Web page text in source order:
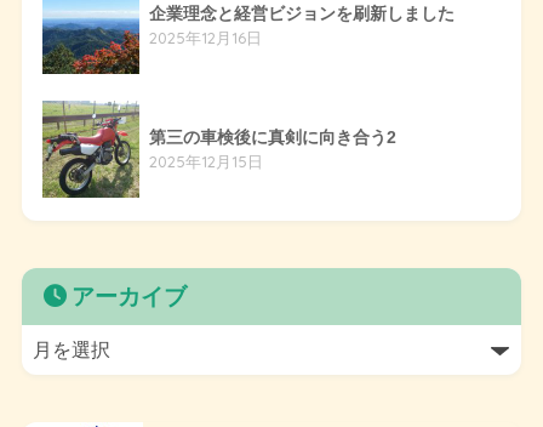
企業理念と経営ビジョンを刷新しました
2025年12月16日
第三の車検後に真剣に向き合う2
2025年12月15日
アーカイブ